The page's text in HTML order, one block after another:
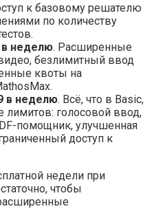
к базовому решателю
по количеству
в неделю. Расширенные
безлимитный ввод
квоты на
в неделю. Всё, что в Basic,
лимитов: голосовой ввод,
помощник, улучшенная
доступ к
недели при
чтобы